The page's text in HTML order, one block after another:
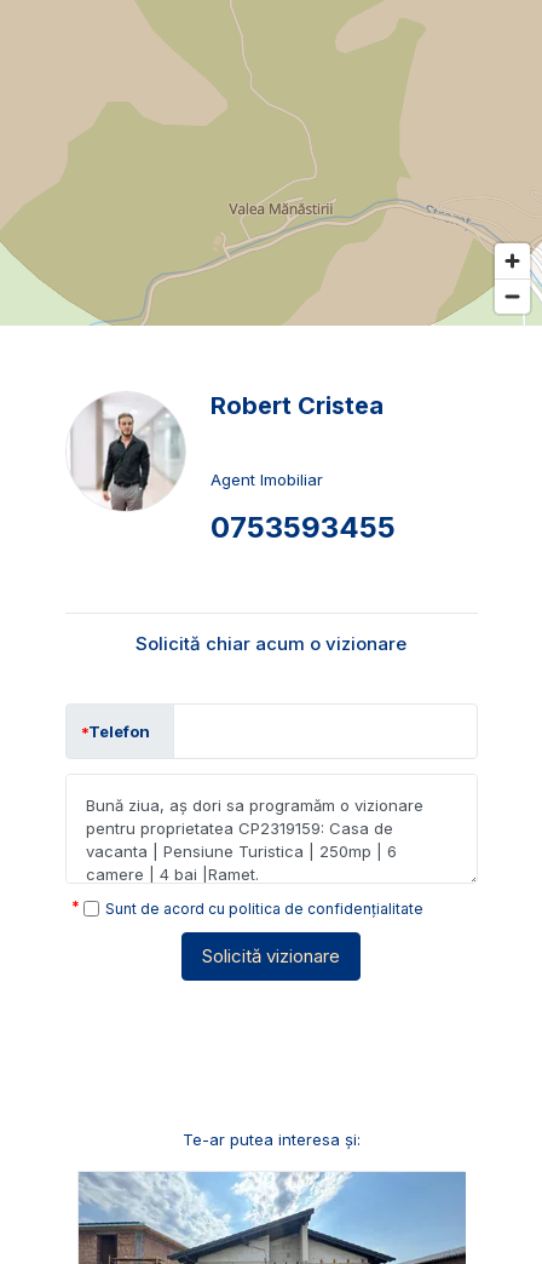
Robert Cristea
Agent Imobiliar
0753593455
Solicită chiar acum o vizionare
Telefon
Sunt de acord cu politica de confidențialitate
Solicită vizionare
Te-ar putea interesa și: